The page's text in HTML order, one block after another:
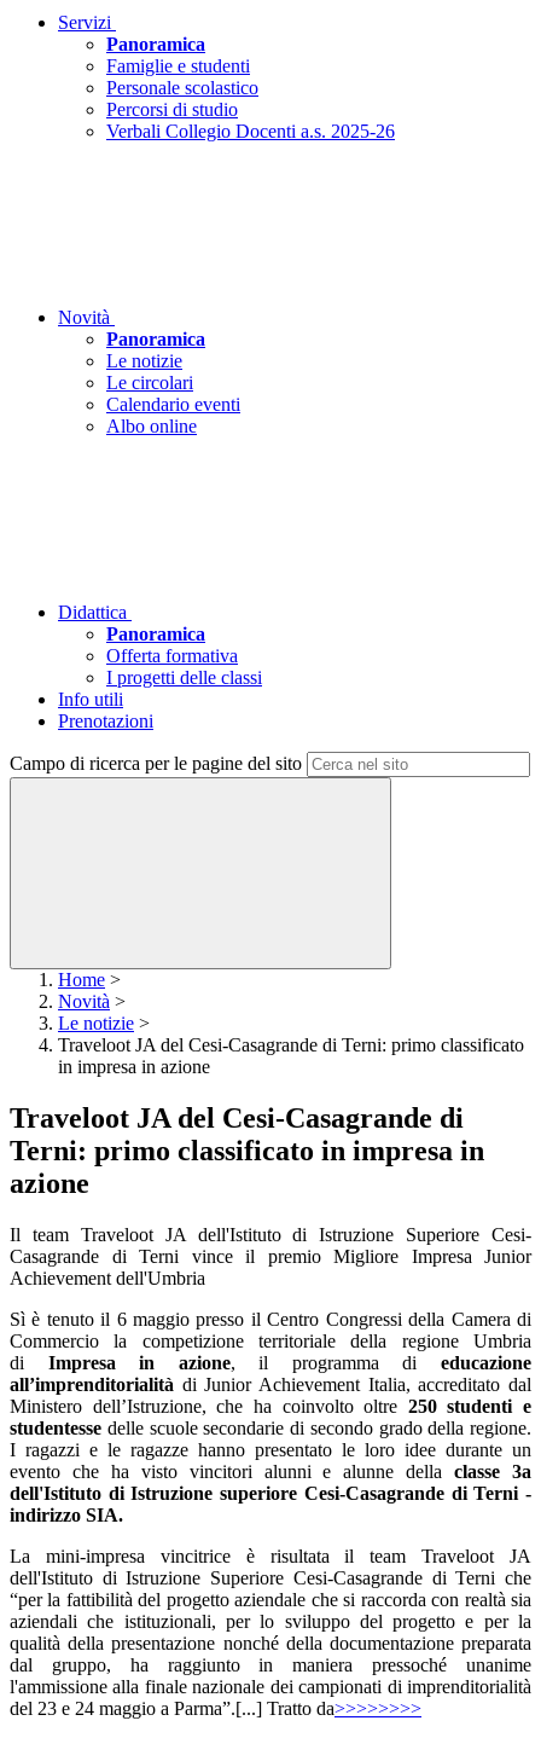
Servizi
Panoramica
Famiglie e studenti
Personale scolastico
Percorsi di studio
Verbali Collegio Docenti a.s. 2025-26
Novità
Panoramica
Le notizie
Le circolari
Calendario eventi
Albo online
Didattica
Panoramica
Offerta formativa
I progetti delle classi
Info utili
Prenotazioni
Campo di ricerca per le pagine del sito
Home >
Novità >
Le notizie >
Traveloot JA del Cesi-Casagrande di Terni: primo classificato
in impresa in azione
Traveloot JA del Cesi-Casagrande di
Terni: primo classificato in impresa in
azione
Il team Traveloot JA dell'Istituto di Istruzione Superiore Cesi-
Casagrande di Terni vince il premio Migliore Impresa Junior
Achievement dell'Umbria
Sì è tenuto il 6 maggio presso il Centro Congressi della Camera di
Commercio la competizione territoriale della regione Umbria
di Impresa in azione, il programma dieducazione
all’imprenditorialità di Junior Achievement Italia, accreditato dal
Ministero dell’Istruzione, che ha coinvolto oltre 250 studenti e
studentesse delle scuole secondarie di secondo grado della regione.
I ragazzi e le ragazze hanno presentato le loro idee durante un
evento che ha visto vincitori alunni e alunne dellaclasse 3a
dell'Istituto di Istruzione superiore Cesi-Casagrande di Terni -
indirizzo SIA.
La mini-impresa vincitrice è risultata il team Traveloot JA
dell'Istituto di Istruzione Superiore Cesi-Casagrande di Terni che
“per la fattibilità del progetto aziendale che si raccorda con realtà sia
aziendali che istituzionali, per lo sviluppo del progetto e per la
qualità della presentazione nonché della documentazione preparata
dal gruppo, ha raggiunto in maniera pressoché unanime
l'ammissione alla finale nazionale dei campionati di imprenditorialità
del 23 e 24 maggio a Parma”.[...] Tratto da>>>>>>>>